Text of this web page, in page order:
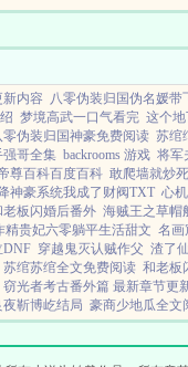
内容 八零伪装归国伪名媛带
梦境高武一口气看完 这个
零伪装归国神豪免费阅读 苏绾
强哥全集 backrooms 游戏 将军
尊百科百度百科 敢爬墙就炒死
神豪系统我成了财阀TXT 心
老板闪婚后番外 海贼王之草帽
精贵妃六零躺平生活甜文 名画
DNF 穿越鬼灭认贼作父 渣了
苏绾苏绾全文免费阅读 和老板
窃光者考古番外篇 最新章节更
靳博屹结局 豪商少地瓜全文